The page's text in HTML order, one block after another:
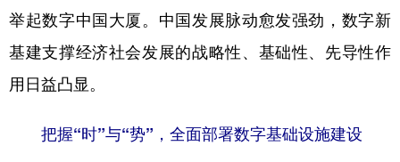
举起数字中国大厦。中国发展脉动愈发强劲，数字新
基建支撑经济社会发展的战略性、基础性、先导性作
用日益凸显。
把握“时”与“势”，全面部署数字基础设施建设